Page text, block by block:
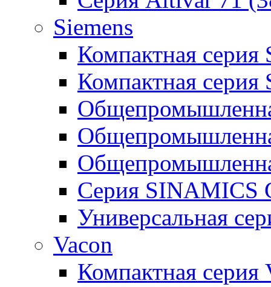
Siemens
Компактная
Компактная
Серия SINAMICS
Универсальная
Vacon
Компактная серия